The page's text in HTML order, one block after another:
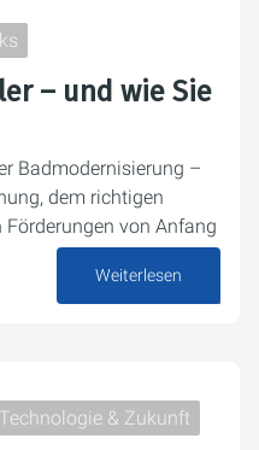
– und wie Sie
Badmodernisierung –
dem richtigen
von Anfang
Weiterlesen
Technologie & Zukunft